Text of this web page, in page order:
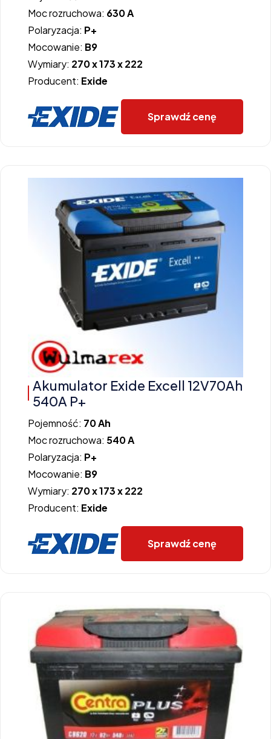
Moc rozruchowa: 630 A
Polaryzacja: P+
Mocowanie: B9
Wymiary: 270 x 173 x 222
Producent: Exide
Sprawdź cenę
Akumulator Exide Excell 12V70Ah
540A P+
Pojemność: 70 Ah
Moc rozruchowa: 540 A
Polaryzacja: P+
Mocowanie: B9
Wymiary: 270 x 173 x 222
Producent: Exide
Sprawdź cenę